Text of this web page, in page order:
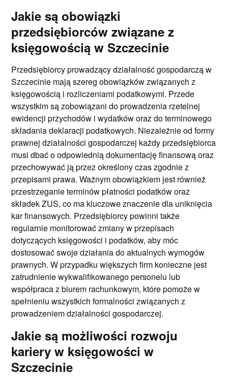
Jakie są obowiązki
przedsiębiorców związane z
księgowością w Szczecinie
Przedsiębiorcy prowadzący działalność gospodarczą w
Szczecinie mają szereg obowiązków związanych z
księgowością i rozliczeniami podatkowymi. Przede
wszystkim są zobowiązani do prowadzenia rzetelnej
ewidencji przychodów i wydatków oraz do terminowego
składania deklaracji podatkowych. Niezależnie od formy
prawnej działalności gospodarczej każdy przedsiębiorca
musi dbać o odpowiednią dokumentację finansową oraz
przechowywać ją przez określony czas zgodnie z
przepisami prawa. Ważnym obowiązkiem jest również
przestrzeganie terminów płatności podatków oraz
składek ZUS, co ma kluczowe znaczenie dla uniknięcia
kar finansowych. Przedsiębiorcy powinni także
regularnie monitorować zmiany w przepisach
dotyczących księgowości i podatków, aby móc
dostosować swoje działania do aktualnych wymogów
prawnych. W przypadku większych firm konieczne jest
zatrudnienie wykwalifikowanego personelu lub
współpraca z biurem rachunkowym, które pomoże w
spełnieniu wszystkich formalności związanych z
prowadzeniem działalności gospodarczej.
Jakie są możliwości rozwoju
kariery w księgowości w
Szczecinie